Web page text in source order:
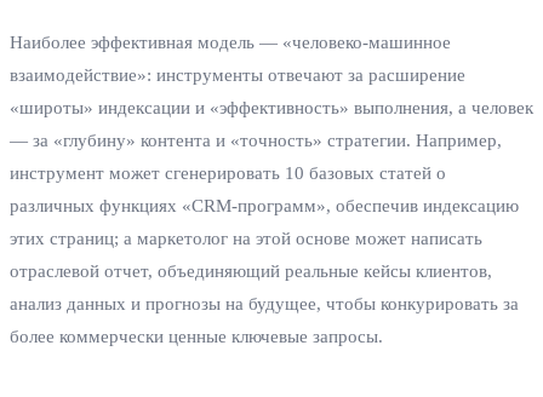
Наиболее эффективная модель — «человеко-машинное
взаимодействие»: инструменты отвечают за расширение
«широты» индексации и «эффективность» выполнения, а человек
— за «глубину» контента и «точность» стратегии. Например,
инструмент может сгенерировать 10 базовых статей о
различных функциях «CRM-программ», обеспечив индексацию
этих страниц; а маркетолог на этой основе может написать
отраслевой отчет, объединяющий реальные кейсы клиентов,
анализ данных и прогнозы на будущее, чтобы конкурировать за
более коммерчески ценные ключевые запросы.